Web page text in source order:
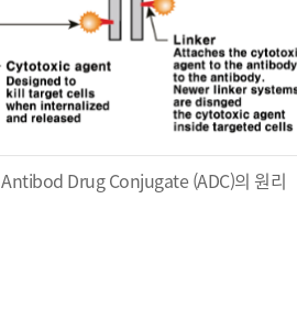
Antibod Drug Conjugate (ADC)의 원리